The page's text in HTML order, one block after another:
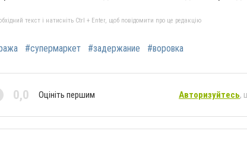
текст і натисніть Ctrl + Enter, щоб повідомити про це редакцію
#супермаркет #задержание #воровка
0,0 Оцініть першим Авторизуйтесь,